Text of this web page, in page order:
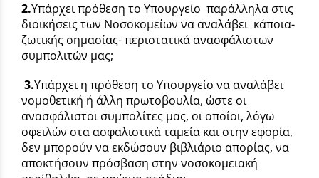
2.Υπάρχει πρόθεση το Υπουργείο παράλληλα στις
διοικήσεις των Νοσοκομείων να αναλάβει κάποια-
ζωτικής σημασίας- περιστατικά ανασφάλιστων
συμπολιτών μας;
3.Υπάρχει η πρόθεση το Υπουργείο να αναλάβει
νομοθετική ή άλλη πρωτοβουλία, ώστε οι
ανασφάλιστοι συμπολίτες μας, οι οποίοι, λόγω
οφειλών στα ασφαλιστικά ταμεία και στην εφορία,
δεν μπορούν να εκδώσουν βιβλιάριο απορίας, να
αποκτήσουν πρόσβαση στην νοσοκομειακή